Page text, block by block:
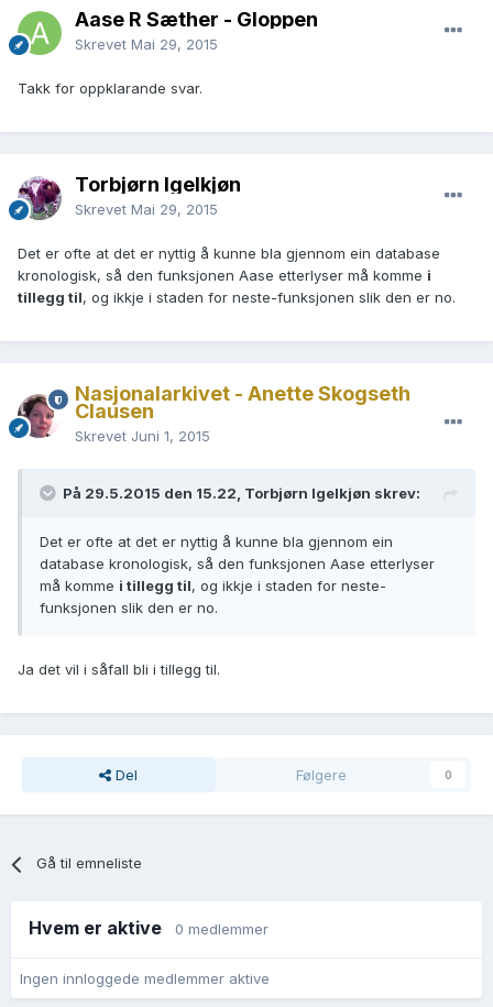
Aase R Sæther - Gloppen
Skrevet Mai 29, 2015
Takk for oppklarande svar.
Torbjørn Igelkjøn
Skrevet Mai 29, 2015
Det er ofte at det er nyttig å kunne bla gjennom ein database
kronologisk, så den funksjonen Aase etterlyser må komme i
tillegg til, og ikkje i staden for neste-funksjonen slik den er no.
Nasjonalarkivet - Anette Skogseth
Clausen
Skrevet Juni 1, 2015
På 29.5.2015 den 15.22, Torbjørn Igelkjøn skrev:
Det er ofte at det er nyttig å kunne bla gjennom ein
database kronologisk, så den funksjonen Aase etterlyser
må komme i tillegg til, og ikkje i staden for neste-
funksjonen slik den er no.
Ja det vil i såfall bli i tillegg til.
Del Følgere 0
Gå til emneliste
Hvem er aktive 0 medlemmer
Ingen innloggede medlemmer aktive